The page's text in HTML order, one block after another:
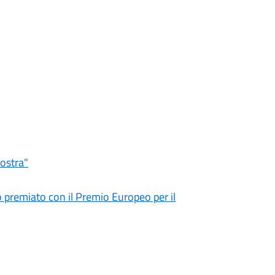
con il Premio Europeo per il